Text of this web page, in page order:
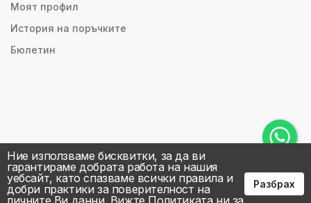
Ние използваме бисквитки, за да ви
гарантираме добрата работа на нашия
уебсайт, като спазваме всички правила и
добри практики за поверителност на
личните Ви данни. Вижте Политиката ни за
Разбрах
Моят профил
История на поръчките
Бюлетин